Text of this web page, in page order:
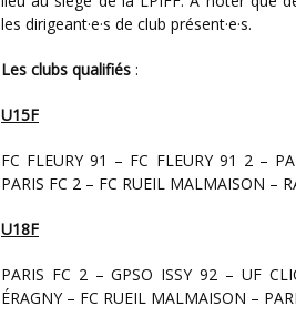
les dirigeant·e·s de club présent·e·s.
Les clubs qualifiés :
U15F
FC FLEURY 91 – FC FLEURY 91 2 – PARIS FC – PARIS SAINT-GERMAIN – RED STAR FC –
PARIS FC 2 – FC RUEIL MALMAISON –
U18F
PARIS FC 2 – GPSO ISSY 92 – UF CLICHOIS – FC FLEURY 91 2 – FC MANTOIS 78 – FC
ÉRAGNY – FC RUEIL MALMAISON –